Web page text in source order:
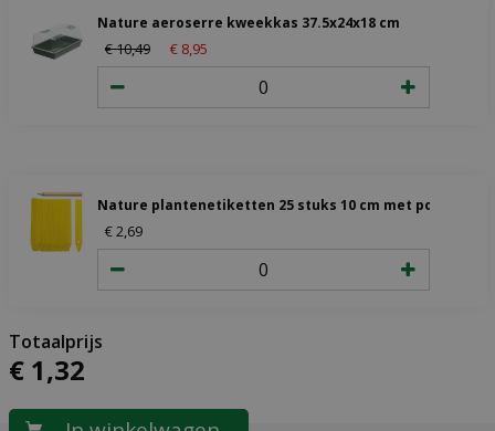
Nature aeroserre kweekkas 37.5x24x18 cm
€10,49 € 8 95
Nature plantenetiketten 25 stuks 10 cm met potlood
€ 2 69
€ 1,32